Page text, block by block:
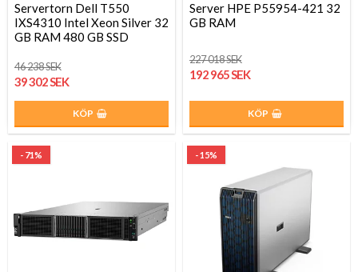
Servertorn Dell T550
IXS4310 Intel Xeon Silver 32
GB RAM 480 GB SSD
46 238 SEK
39 302 SEK
KÖP
Server HPE P55954-421 32
GB RAM
227 018 SEK
192 965 SEK
KÖP
- 71% - 15%